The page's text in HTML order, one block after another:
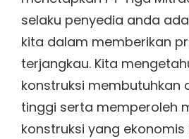
selaku penyedia anda
kita dalam memberikan
terjangkau. Kita
konstruksi membutuhkan
tinggi serta memperoleh
konstruksi yang ekonomis